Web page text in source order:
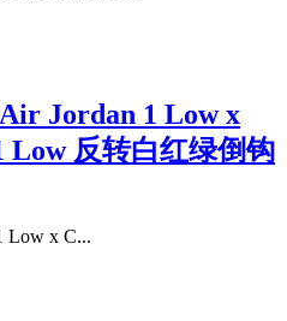
Jordan 1 Low x
反转白红绿倒钩
Low x C...